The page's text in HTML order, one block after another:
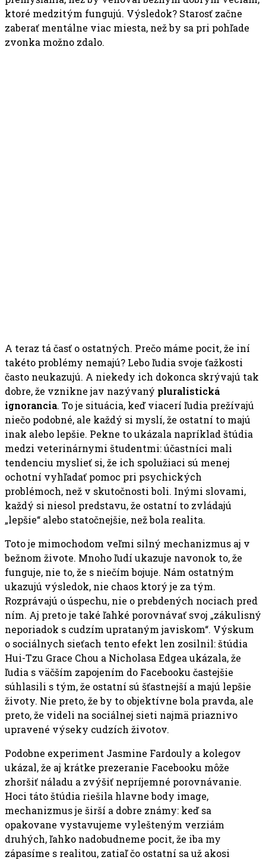
ktoré medzitým fungujú. Výsledok? Starosť začne
zaberať mentálne viac miesta, než by sa pri pohľade
zvonka možno zdalo.
A teraz tá časť o ostatných. Prečo máme pocit, že iní
takéto problémy nemajú? Lebo ľudia svoje ťažkosti
často neukazujú. A niekedy ich dokonca skrývajú tak
dobre, že vznikne jav nazývaný pluralistická
ignorancia. To je situácia, keď viacerí ľudia prežívajú
niečo podobné, ale každý si myslí, že ostatní to majú
inak alebo lepšie. Pekne to ukázala napríklad štúdia
medzi veterinárnymi študentmi: účastníci mali
tendenciu myslieť si, že ich spolužiaci sú menej
ochotní vyhľadať pomoc pri psychických
problémoch, než v skutočnosti boli. Inými slovami,
každý si niesol predstavu, že ostatní to zvládajú
„lepšie“ alebo statočnejšie, než bola realita.
Toto je mimochodom veľmi silný mechanizmus aj v
bežnom živote. Mnoho ľudí ukazuje navonok to, že
funguje, nie to, že s niečím bojuje. Nám ostatným
ukazujú výsledok, nie chaos ktorý je za tým.
Rozprávajú o úspechu, nie o prebdených nociach pred
ním. Aj preto je také ľahké porovnávať svoj „zákulisný
neporiadok s cudzím uprataným javiskom“. Výskum
o sociálnych sieťach tento efekt len zosilnil: štúdia
Hui-Tzu Grace Chou a Nicholasa Edgea ukázala, že
ľudia s väčším zapojením do Facebooku častejšie
súhlasili s tým, že ostatní sú šťastnejší a majú lepšie
životy. Nie preto, že by to objektívne bola pravda, ale
preto, že videli na sociálnej sieti najmä priaznivo
upravené výseky cudzích životov.
Podobne experiment Jasmine Fardouly a kolegov
ukázal, že aj krátke prezeranie Facebooku môže
zhoršiť náladu a zvýšiť nepríjemné porovnávanie.
Hoci táto štúdia riešila hlavne body image,
mechanizmus je širší a dobre známy: keď sa
opakovane vystavujeme vylešteným verziám
druhých, ľahko nadobudneme pocit, že iba my
zápasíme s realitou, zatiaľ čo ostatní sa už akosi